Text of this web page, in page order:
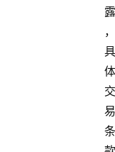
露
，
具
体
交
易
条